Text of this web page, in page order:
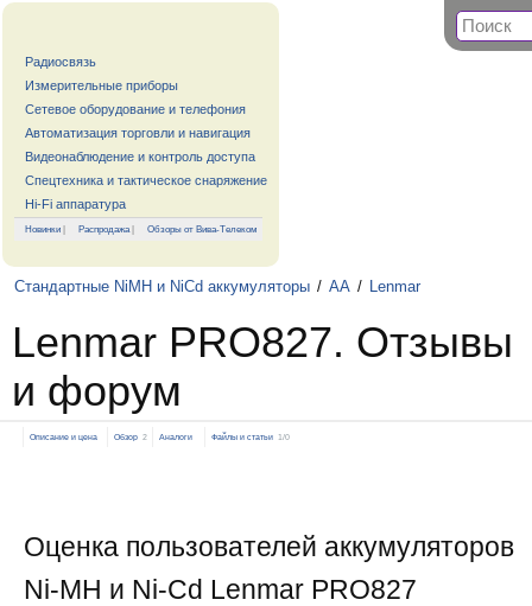
Радиосвязь
Измерительные приборы
Сетевое оборудование и телефония
Автоматизация торговли и навигация
Видеонаблюдение и контроль доступа
Спецтехника и тактическое снаряжение
Hi-Fi аппаратура
Новинки | Распродажа| Обзоры от Вива-Телеком
Стандартные NiMH и NiCd аккумуляторы / AA / Lenmar
Lenmar PRO827. Отзывы
и форум
Описание и цена Обзор 2 Аналоги Файлы и статьи 1/0
Оценка пользователей аккумуляторов
Ni-MH и Ni-Cd Lenmar PRO827